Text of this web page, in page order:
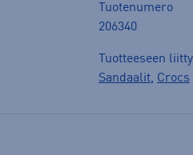
Tuotenumero
206340
Tuotteeseen
Sandaalit, Crocs